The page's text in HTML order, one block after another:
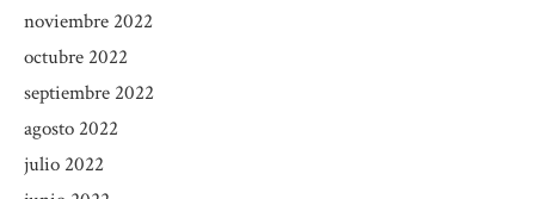
noviembre 2022
octubre 2022
septiembre 2022
agosto 2022
julio 2022